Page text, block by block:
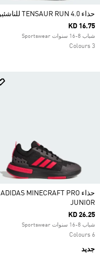
حذاء TENSAUR RUN 4.0 للناشئين
KD 16.75
شباب 8-16 سنوات Sportswear
3 Colours
حذاء ADIDAS MINECRAFT PRO
JUNIOR
KD 26.25
شباب 8-16 سنوات Sportswear
6 Colours
جديد